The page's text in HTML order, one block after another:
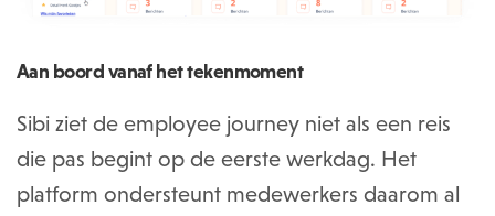
Aan boord vanaf het tekenmoment
Sibi ziet de employee journey niet als een reis
die pas begint op de eerste werkdag. Het
platform ondersteunt medewerkers daarom al